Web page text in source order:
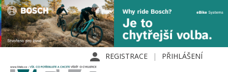
REGISTRACE PŘIHLÁŠENÍ